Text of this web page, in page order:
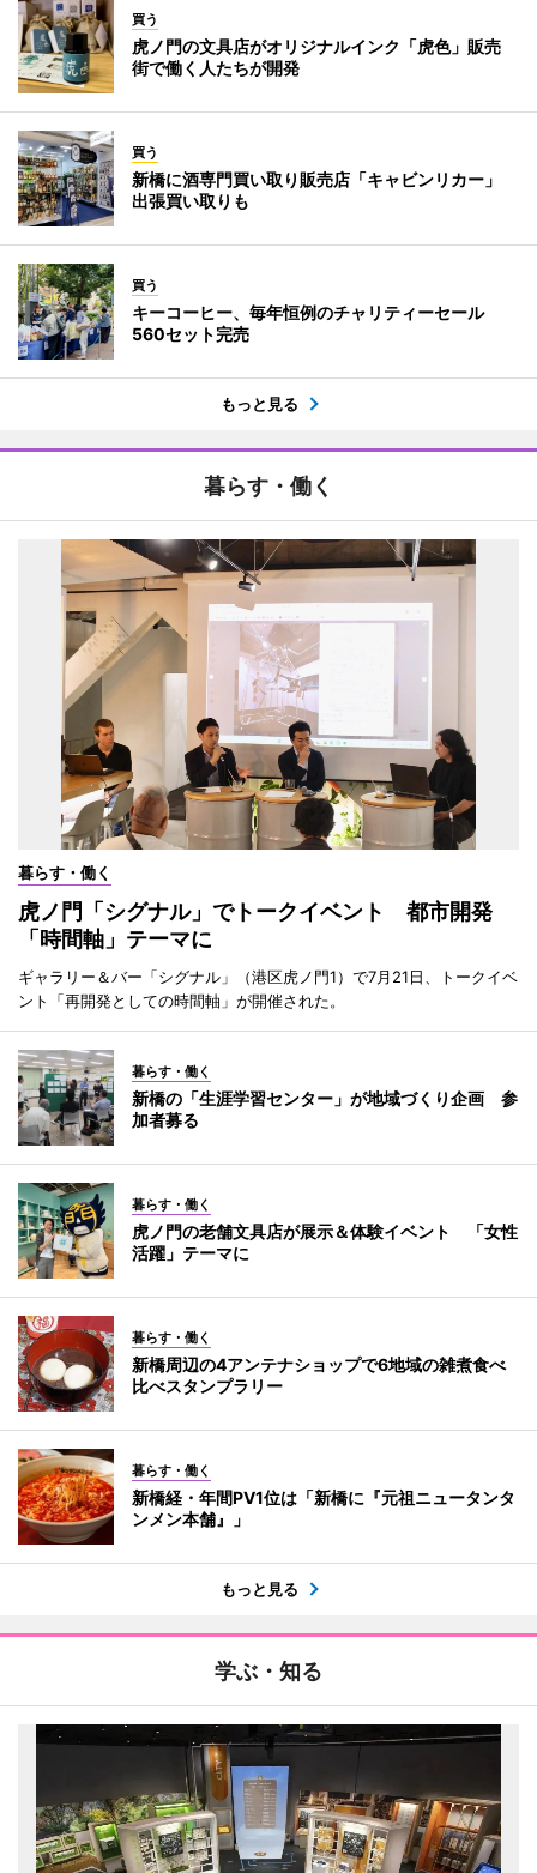
買う
虎ノ門の文具店がオリジナルインク「虎色」販売
街で働く人たちが開発
買う
新橋に酒専門買い取り販売店「キャビンリカー」
出張買い取りも
買う
キーコーヒー、毎年恒例のチャリティーセール
560セット完売
もっと見る
暮らす・働く
暮らす・働く
虎ノ門「シグナル」でトークイベント 都市開発
「時間軸」テーマに
ギャラリー＆バー「シグナル」（港区虎ノ門1）で7月21日、トークイベ
ント「再開発としての時間軸」が開催された。
暮らす・働く
新橋の「生涯学習センター」が地域づくり企画 参
加者募る
暮らす・働く
虎ノ門の老舗文具店が展示＆体験イベント 「女性
活躍」テーマに
暮らす・働く
新橋周辺の4アンテナショップで6地域の雑煮食べ
比べスタンプラリー
暮らす・働く
新橋経・年間PV1位は「新橋に『元祖ニュータンタ
ンメン本舗』」
もっと見る
学ぶ・知る